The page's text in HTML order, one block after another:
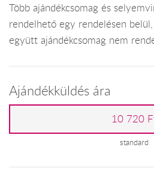
Több ajándékcsomag és
rendelhető egy rendelésen
együtt ajándékcsomag nem
Ajándékküldés ára
10 720
standard